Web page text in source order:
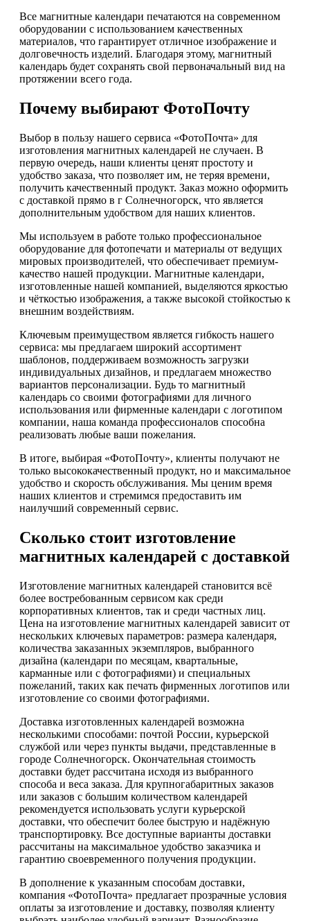
Все магнитные календари печатаются на современном
оборудовании с использованием качественных
материалов, что гарантирует отличное изображение и
долговечность изделий. Благодаря этому, магнитный
календарь будет сохранять свой первоначальный вид на
протяжении всего года.
Почему выбирают ФотоПочту
Выбор в пользу нашего сервиса «ФотоПочта» для
изготовления магнитных календарей не случаен. В
первую очередь, наши клиенты ценят простоту и
удобство заказа, что позволяет им, не теряя времени,
получить качественный продукт. Заказ можно оформить
с доставкой прямо в г Солнечногорск, что является
дополнительным удобством для наших клиентов.
Мы используем в работе только профессиональное
оборудование для фотопечати и материалы от ведущих
мировых производителей, что обеспечивает премиум-
качество нашей продукции. Магнитные календари,
изготовленные нашей компанией, выделяются яркостью
и чёткостью изображения, а также высокой стойкостью к
внешним воздействиям.
Ключевым преимуществом является гибкость нашего
сервиса: мы предлагаем широкий ассортимент
шаблонов, поддерживаем возможность загрузки
индивидуальных дизайнов, и предлагаем множество
вариантов персонализации. Будь то магнитный
календарь со своими фотографиями для личного
использования или фирменные календари с логотипом
компании, наша команда профессионалов способна
реализовать любые ваши пожелания.
В итоге, выбирая «ФотоПочту», клиенты получают не
только высококачественный продукт, но и максимальное
удобство и скорость обслуживания. Мы ценим время
наших клиентов и стремимся предоставить им
наилучший современный сервис.
Сколько стоит изготовление
магнитных календарей с доставкой
Изготовление магнитных календарей становится всё
более востребованным сервисом как среди
корпоративных клиентов, так и среди частных лиц.
Цена на изготовление магнитных календарей зависит от
нескольких ключевых параметров: размера календаря,
количества заказанных экземпляров, выбранного
дизайна (календари по месяцам, квартальные,
карманные или с фотографиями) и специальных
пожеланий, таких как печать фирменных логотипов или
изготовление со своими фотографиями.
Доставка изготовленных календарей возможна
несколькими способами: почтой России, курьерской
службой или через пункты выдачи, представленные в
городе Солнечногорск. Окончательная стоимость
доставки будет рассчитана исходя из выбранного
способа и веса заказа. Для крупногабаритных заказов
или заказов с большим количеством календарей
рекомендуется использовать услуги курьерской
доставки, что обеспечит более быструю и надёжную
транспортировку. Все доступные варианты доставки
рассчитаны на максимальное удобство заказчика и
гарантию своевременного получения продукции.
В дополнение к указанным способам доставки,
компания «ФотоПочта» предлагает прозрачные условия
оплаты за изготовление и доставку, позволяя клиенту